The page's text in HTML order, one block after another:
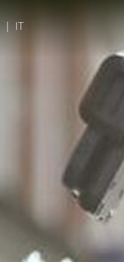
| IT